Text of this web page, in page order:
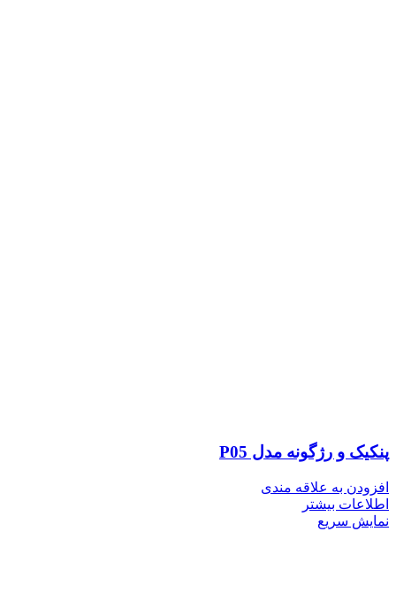
پنکیک و رژگونه مدل P05
افزودن به علاقه مندی
اطلاعات بیشتر
نمایش سریع